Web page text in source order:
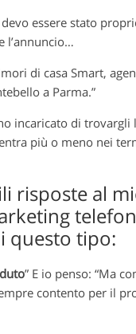
essere stato
l’annuncio…
di casa Smart,
a Parma.”
incaricato di
più o meno nei
risposte al
questo tipo:
” E io penso: “Ma
contento per il